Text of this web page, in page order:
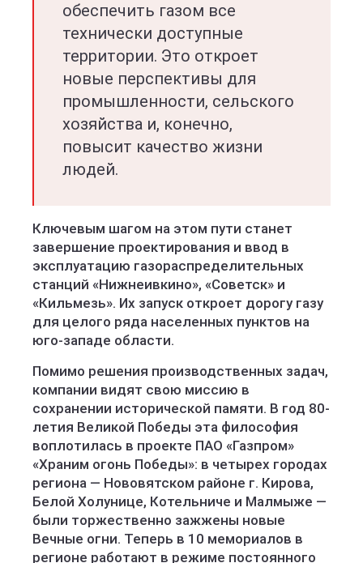
обеспечить газом все
технически доступные
территории. Это откроет
новые перспективы для
промышленности, сельского
хозяйства и, конечно,
повысит качество жизни
людей.
Ключевым шагом на этом пути станет
завершение проектирования и ввод в
эксплуатацию газораспределительных
станций «Нижнеивкино», «Советск» и
«Кильмезь». Их запуск откроет дорогу газу
для целого ряда населенных пунктов на
юго-западе области.
Помимо решения производственных задач,
компании видят свою миссию в
сохранении исторической памяти. В год 80-
летия Великой Победы эта философия
воплотилась в проекте ПАО «Газпром»
«Храним огонь Победы»: в четырех городах
региона — Нововятском районе г. Кирова,
Белой Холунице, Котельниче и Малмыже —
были торжественно зажжены новые
Вечные огни. Теперь в 10 мемориалов в
регионе работают в режиме постоянного